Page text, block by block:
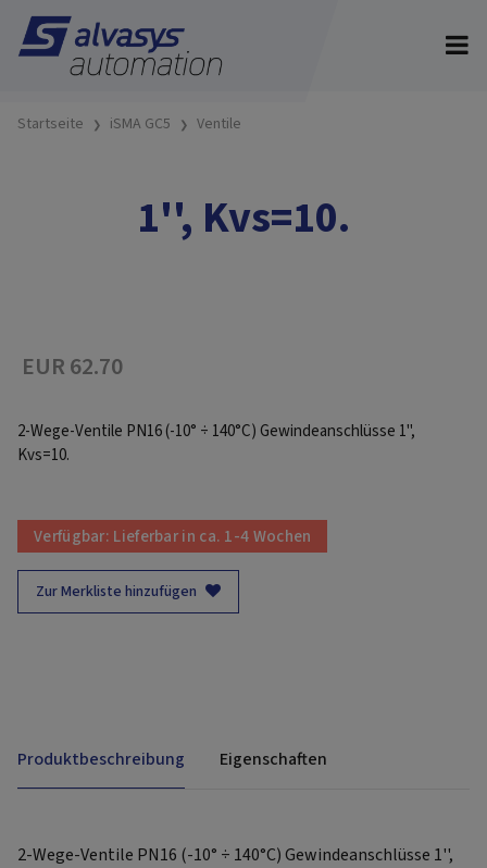
Startseite iSMA GC5 Ventile
1'', Kvs=10.
EUR 62.70
2-Wege-Ventile PN16 (-10° ÷ 140°C) Gewindeanschlüsse 1'',
Kvs=10.
Verfügbar: Lieferbar in ca. 1-4 Wochen
Zur Merkliste hinzufügen
Produktbeschreibung Eigenschaften
2-Wege-Ventile PN16 (-10° ÷ 140°C) Gewindeanschlüsse 1'',